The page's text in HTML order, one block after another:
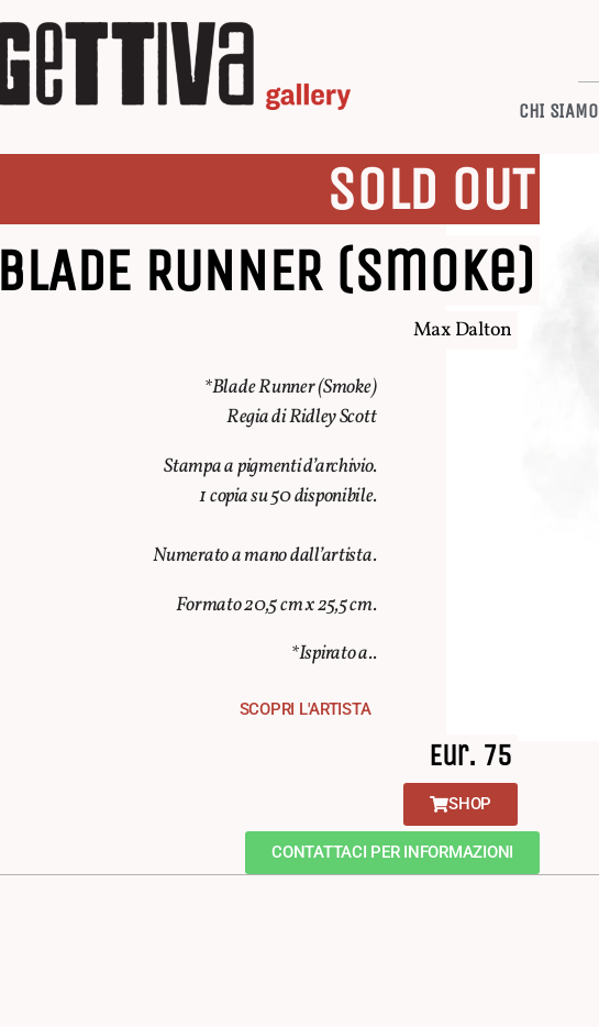
CHI SIAMO
SOLD OUT
BLADE RUNNER (Smoke)
Max Dalton
*Blade Runner (Smoke)
Regia di Ridley Scott
Stampa a pigmenti d’archivio.
1 copia su 50 disponibile.
Numerato a mano dall’artista.
Formato 20,5 cm x 25,5 cm.
*Ispirato a..
SCOPRI L'ARTISTA
Eur. 75
SHOP
CONTATTACI PER INFORMAZIONI